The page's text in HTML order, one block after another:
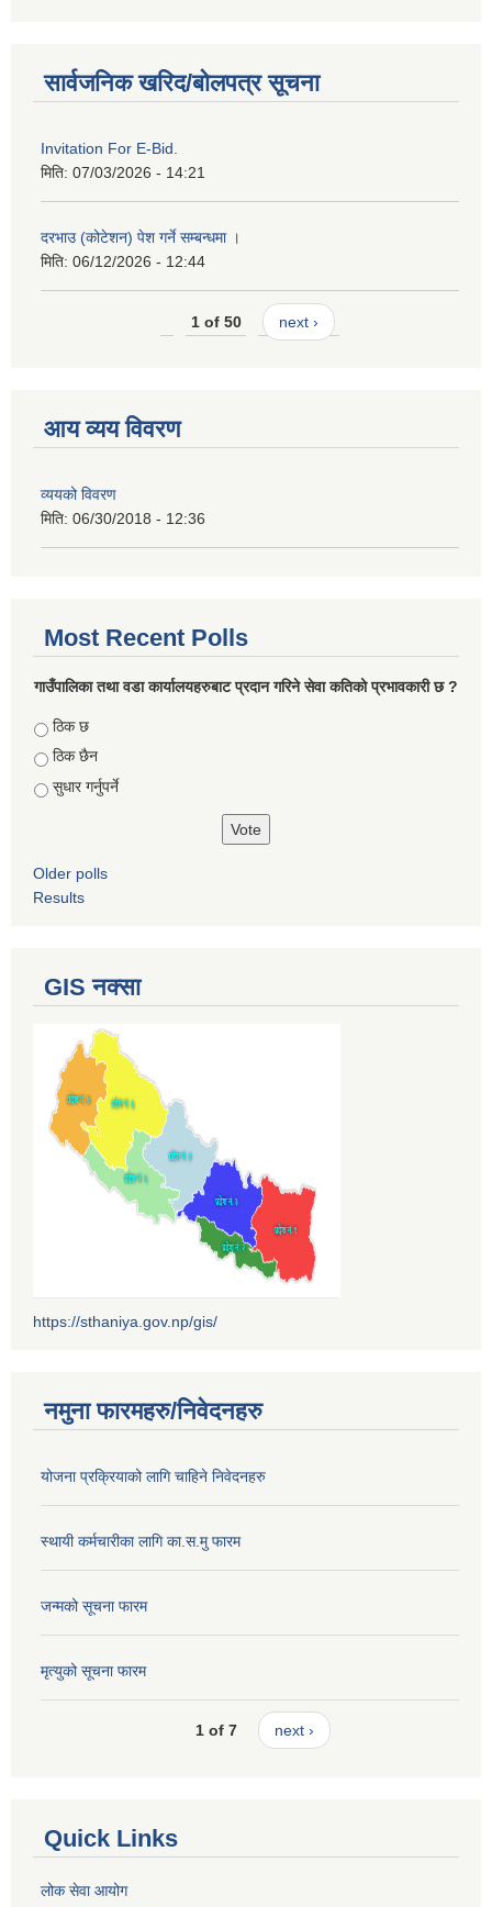
सार्वजनिक खरिद/बोलपत्र सूचना
Invitation For E-Bid.
मिति: 07/03/2026 - 14:21
दरभाउ (कोटेशन) पेश गर्ने सम्बन्धमा ।
मिति: 06/12/2026 - 12:44
1 of 50 next ›
आय व्यय विवरण
व्ययको विवरण
मिति: 06/30/2018 - 12:36
Most Recent Polls
गाउँपालिका तथा वडा कार्यालयहरुबाट प्रदान गरिने सेवा कतिको प्रभावकारी छ ?
Choices
ठिक छ
ठिक छैन
सुधार गर्नुपर्ने
Older polls
Results
GIS नक्सा
https://sthaniya.gov.np/gis/
नमुना फारमहरु/निवेदनहरु
योजना प्रक्रियाको लागि चाहिने निवेदनहरु
स्थायी कर्मचारीका लागि का.स.मु फारम
जन्मको सूचना फारम
मृत्युको सूचना फारम
1 of 7 next ›
Quick Links
लोक सेवा आयोग